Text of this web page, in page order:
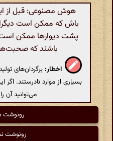
هوش مصنوعی: قبل از
باش که ممکن است
پشت دیوارها ممکن
باشند که
اخطار: برگردان‌های
بسیاری از موارد نادرستند.
می‌توانید آن را
رونوشت
رونوشت